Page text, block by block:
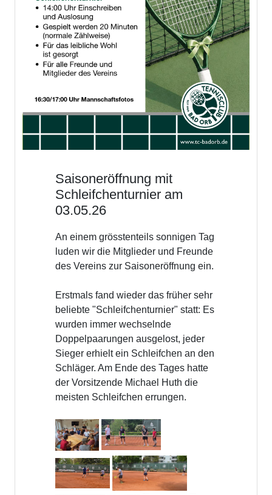
Saisoneröffnung mit
Schleifchenturnier am
03.05.26
An einem grösstenteils sonnigen Tag
luden wir die Mitglieder und Freunde
des Vereins zur Saisoneröffnung ein.
Erstmals fand wieder das früher sehr
beliebte "Schleifchenturnier" statt: Es
wurden immer wechselnde
Doppelpaarungen ausgelost, jeder
Sieger erhielt ein Schleifchen an den
Schläger. Am Ende des Tages hatte
der Vorsitzende Michael Huth die
meisten Schleifchen errungen.